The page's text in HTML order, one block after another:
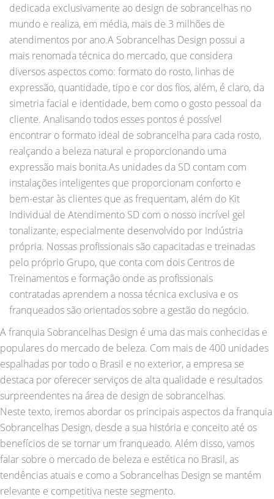
dedicada exclusivamente ao design de sobrancelhas no
mundo e realiza, em média, mais de 3 milhões de
atendimentos por ano.A Sobrancelhas Design possui a
mais renomada técnica do mercado, que considera
diversos aspectos como: formato do rosto, linhas de
expressão, quantidade, tipo e cor dos fios, além, é claro, da
simetria facial e identidade, bem como o gosto pessoal da
cliente. Analisando todos esses pontos é possível
encontrar o formato ideal de sobrancelha para cada rosto,
realçando a beleza natural e proporcionando uma
expressão mais bonita.As unidades da SD contam com
instalações inteligentes que proporcionam conforto e
bem-estar às clientes que as frequentam, além do Kit
Individual de Atendimento SD com o nosso incrível gel
tonalizante, especialmente desenvolvido por Indústria
própria. Nossas profissionais são capacitadas e treinadas
pelo próprio Grupo, que conta com dois Centros de
Treinamentos e formação onde as profissionais
contratadas aprendem a nossa técnica exclusiva e os
franqueados são orientados sobre a gestão do negócio.
A franquia Sobrancelhas Design é uma das mais conhecidas e
populares do mercado de beleza. Com mais de 400 unidades
espalhadas por todo o Brasil e no exterior, a empresa se
destaca por oferecer serviços de alta qualidade e resultados
surpreendentes na área de design de sobrancelhas.
Neste texto, iremos abordar os principais aspectos da franquia
Sobrancelhas Design, desde a sua história e conceito até os
benefícios de se tornar um franqueado. Além disso, vamos
falar sobre o mercado de beleza e estética no Brasil, as
tendências atuais e como a Sobrancelhas Design se mantém
relevante e competitiva neste segmento.